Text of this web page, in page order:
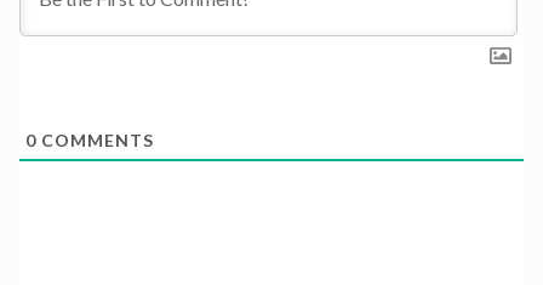
0 COMMENTS